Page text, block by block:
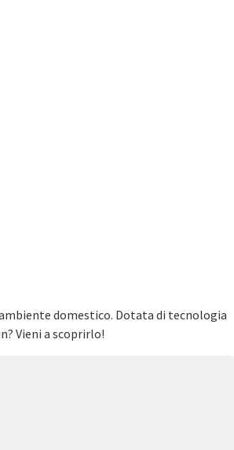
domestico. Dotata di tecnologia
Vieni a scoprirlo!